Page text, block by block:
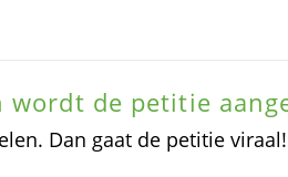
wordt de petitie
Dan gaat de petitie